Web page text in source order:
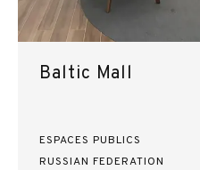
Baltic Mall
ESPACES PUBLICS
RUSSIAN FEDERATION